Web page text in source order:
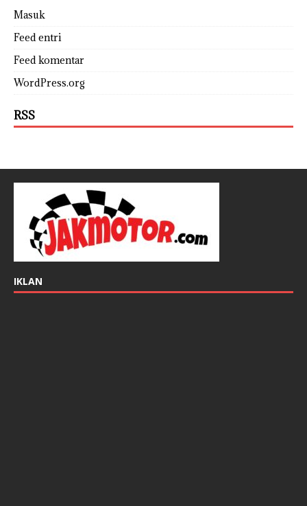
Masuk
Feed entri
Feed komentar
WordPress.org
RSS
IKLAN